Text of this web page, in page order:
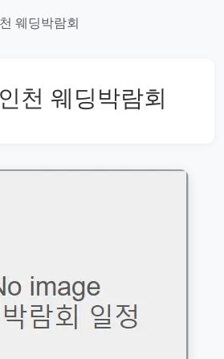
웨딩박람회
천 웨딩박람회